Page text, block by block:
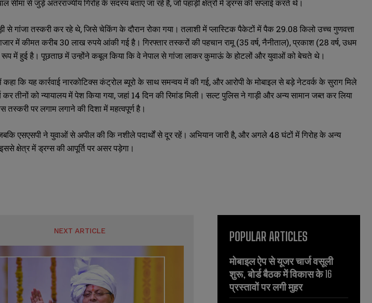
सीमा से जुड़े अंतरराज्यीय गिरोह के सदस्य बताए जा रहे हैं, जो पहाड़ी क्षेत्रों में ड्रग्स की सप्लाई करते थे।
से गांजा तस्करी कर रहे थे, जिसे चेकिंग के दौरान रोका गया। तलाशी में प्लास्टिक पैकेटों में पैक 29.08 किलो उच्च गुणवत्ता
में कीमत करीब 30 लाख रुपये आंकी गई है। गिरफ्तार तस्करों की पहचान रामू (35 वर्ष, नैनीताल), प्रकाश (28 वर्ष, उधम
रूप में हुई है। पूछताछ में उन्होंने कबूल किया कि वे नेपाल से गांजा लाकर कुमाऊं के होटलों और युवाओं को बेचते थे।
कि यह कार्रवाई नारकोटिक्स कंट्रोल ब्यूरो के साथ समन्वय में की गई, और आरोपी के मोबाइल से बड़े नेटवर्क के सुराग मिले
तीनों को न्यायालय में पेश किया गया, जहां 14 दिन की रिमांड मिली। सल्ट पुलिस ने गाड़ी और अन्य सामान जब्त कर लिया
तस्करी पर लगाम लगाने की दिशा में महत्वपूर्ण है।
एसएसपी ने युवाओं से अपील की कि नशीले पदार्थों से दूर रहें। अभियान जारी है, और अगले 48 घंटों में गिरोह के अन्य
क्षेत्र में ड्रग्स की आपूर्ति पर असर पड़ेगा।
NEXT ARTICLE POPULAR ARTICLES
मोबाइल ऐप से यूजर चार्ज वसूली
शुरू, बोर्ड बैठक में विकास के 16
प्रस्तावों पर लगी मुहर